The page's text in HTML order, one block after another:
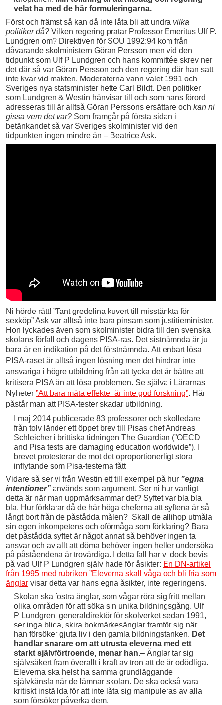
velat ha med de här formuleringarna.
Först och främst så kan då inte låta bli att undra vilka
politiker då? Vilken regering pratar Professor Emeritus Ulf P.
Lundgren om? Direktiven för SOU 1992:94 kom från
dåvarande skolministern Göran Persson men vid den
tidpunkt som Ulf P Lundgren och hans kommittée skrev ner
det där så var Göran Persson och den regering där han satt
inte kvar vid makten. Moderaterna vann valet 1991 och
Sveriges nya statsminister hette Carl Bildt. Den politiker
som Lundgren & Westin hänvisar till och som hans förord
adresseras till är alltså Göran Perssons ersättare och kan ni
gissa vem det var? Som framgår på första sidan i
betänkandet så var Sveriges skolminister vid den
tidpunkten ingen mindre än – Beatrice Ask.
Ni hörde rätt! ”Tant gredelina kuvert till misstänkta för
sexköp” Ask var alltså inte bara pinsam som justitieminister.
Hon lyckades även som skolminister bidra till den svenska
skolans förfall och dagens PISA-ras. Det sistnämnda är ju
bara är en indikation på det förstnämnda. Att enbart lösa
PISA-raset är alltså ingen lösning men det hindrar inte
ansvariga i högre utbildning från att tycka det är bättre att
kritisera PISA än att lösa problemen. Se själva i Lärarnas
Nyheter ”Att bara mäta effekter är inte god forskning”. Här
påstår man att PISA-tester skadar utbildning.
I maj 2014 publicerade 83 professorer och skolledare
från tolv länder ett öppet brev till Pisas chef Andreas
Schleicher i brittiska tidningen The Guardian (”OECD
and Pisa tests are damaging education worldwide”). I
brevet protesterar de mot det oproportionerligt stora
inflytande som Pisa-testerna fått
Vidare så ser vi från Westin ett till exempel på hur ”egna
intentioner” används som argument. Ser ni hur vanligt
detta är när man uppmärksammar det? Syftet var bla bla
bla. Hur förklarar då de här höga cheferna att syftena är så
långt bort från de påstådda målen? Skall de allihop utmåla
sin egen inkompetens och oförmåga som förklaring? Bara
det påstådda syftet är något annat så behöver ingen ta
ansvar och av allt att döma behöver ingen heller undersöka
på påståendena är trovärdiga. I detta fall har vi dock bevis
på vad Ulf P Lundgren själv hade för åsikter: En DN-artikel
från 1995 med rubriken ”Eleverna skall våga och bli fria som
änglar visar detta var hans egna åsikter, inte regeringens.
Skolan ska fostra änglar, som vågar röra sig fritt mellan
olika områden för att söka sin unika bildningsgång. Ulf
P Lundgren, generaldirektör för skolverket sedan 1991,
ser inga blida, skira bokmärkesänglar framför sig när
han försöker gjuta liv i den gamla bildningstanken. Det
handlar snarare om att utrusta eleverna med ett
starkt självförtroende, menar han.– Änglar tar sig
självsäkert fram överallt i kraft av tron att de är odödliga.
Eleverna ska helst ha samma grundläggande
självkänsla när de lämnar skolan. De ska också vara
kritiskt inställda för att inte låta sig manipuleras av alla
som försöker påverka dem.